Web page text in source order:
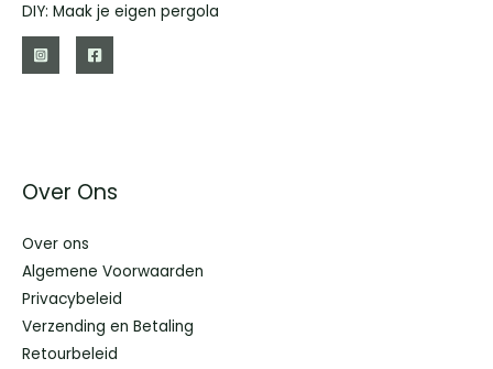
DIY: Maak je eigen pergola
Over Ons
Over ons
Algemene Voorwaarden
Privacybeleid
Verzending en Betaling
Retourbeleid